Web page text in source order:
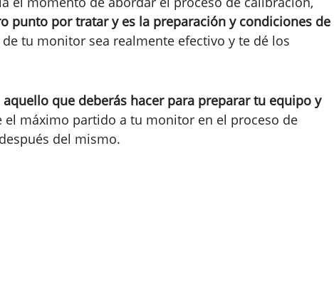
punto por tratar y es la preparación y condiciones de
tu monitor sea realmente efectivo y te dé los
que deberás hacer para preparar tu equipo y
el máximo partido a tu monitor en el proceso de
del mismo.